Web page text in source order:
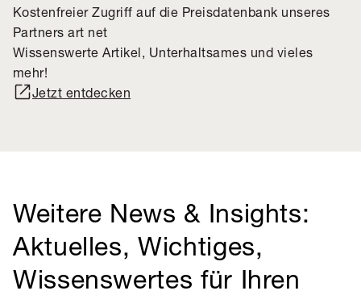
Kostenfreier Zugriff auf die Preisdatenbank unseres
Partners art net
Wissenswerte Artikel, Unterhaltsames und vieles
mehr!
Jetzt entdecken
Weitere News & Insights:
Aktuelles, Wichtiges,
Wissenswertes für Ihren